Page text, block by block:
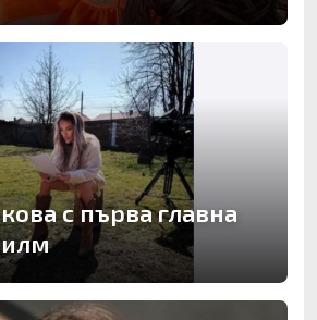
с първа главна